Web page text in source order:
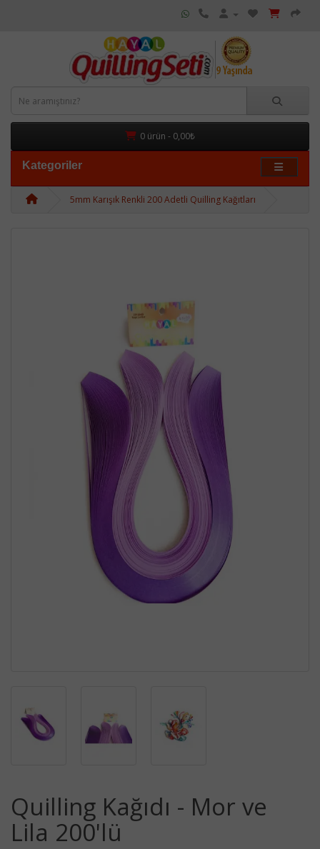
0 ürün - 0,00₺
Kategoriler
5mm Karışık Renkli 200 Adetli Quilling Kağıtları
Quilling Kağıdı - Mor ve
Lila 200'lü